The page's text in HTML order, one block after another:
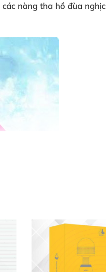
các nàng tha hồ đùa